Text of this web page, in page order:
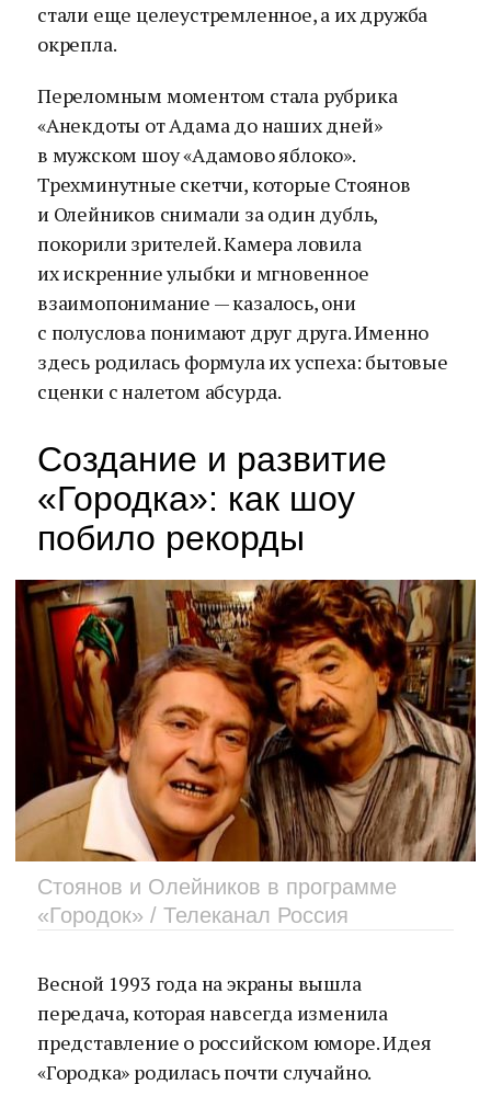
стали еще целеустремленное, а их дружба
окрепла.
Переломным моментом стала рубрика
«Анекдоты от Адама до наших дней»
в мужском шоу «Адамово яблоко».
Трехминутные скетчи, которые Стоянов
и Олейников снимали за один дубль,
покорили зрителей. Камера ловила
их искренние улыбки и мгновенное
взаимопонимание — казалось, они
с полуслова понимают друг друга. Именно
здесь родилась формула их успеха: бытовые
сценки с налетом абсурда.
Создание и развитие
«Городка»: как шоу
побило рекорды
Стоянов и Олейников в программе
«Городок» / Телеканал Россия
Весной 1993 года на экраны вышла
передача, которая навсегда изменила
представление о российском юморе. Идея
«Городка» родилась почти случайно.